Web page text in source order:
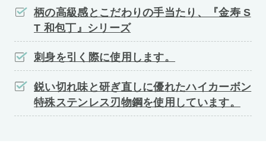
柄の高級感とこだわりの手当たり、『金寿 S
T 和包丁』シリーズ
刺身を引く際に使用します。
鋭い切れ味と研ぎ直しに優れたハイカーボン
特殊ステンレス刃物鋼を使用しています。